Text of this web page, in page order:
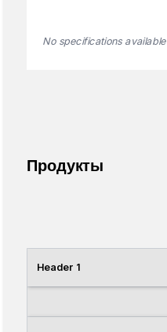
No specifications available
Продукты
Header 1